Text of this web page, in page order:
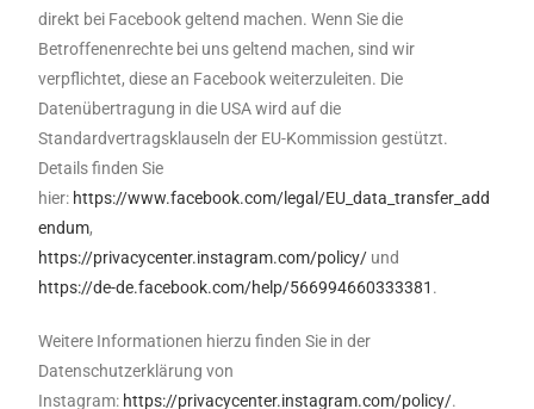
direkt bei Facebook geltend machen. Wenn Sie die
Betroffenenrechte bei uns geltend machen, sind wir
verpflichtet, diese an Facebook weiterzuleiten. Die
Datenübertragung in die USA wird auf die
Standardvertragsklauseln der EU-Kommission gestützt.
Details finden Sie
hier: https://www.facebook.com/legal/EU_data_transfer_add
endum,
https://privacycenter.instagram.com/policy/ und
https://de-de.facebook.com/help/566994660333381 .
Weitere Informationen hierzu finden Sie in der
Datenschutzerklärung von
Instagram: https://privacycenter.instagram.com/policy/.